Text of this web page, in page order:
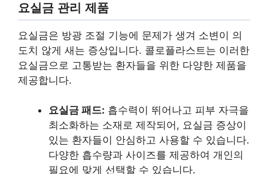
요실금 관리 제품
요실금은 방광 조절 기능에 문제가 생겨 소변이 의
도치 않게 새는 증상입니다. 콜로플라스트는 이러한
요실금으로 고통받는 환자들을 위한 다양한 제품을
제공합니다.
요실금 패드: 흡수력이 뛰어나고 피부 자극을
최소화하는 소재로 제작되어, 요실금 증상이
있는 환자들이 안심하고 사용할 수 있습니다.
다양한 흡수량과 사이즈를 제공하여 개인의
필요에 맞게 선택할 수 있습니다.